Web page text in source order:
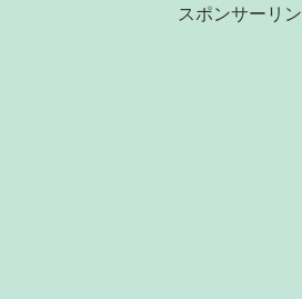
スポンサーリ